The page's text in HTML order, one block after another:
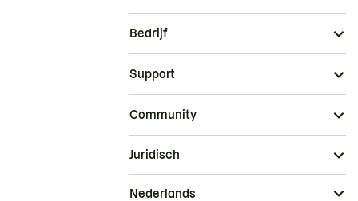
Bedrijf
Support
Community
Juridisch
Nederlands